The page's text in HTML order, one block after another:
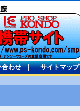
わせ｜ サイトマップ